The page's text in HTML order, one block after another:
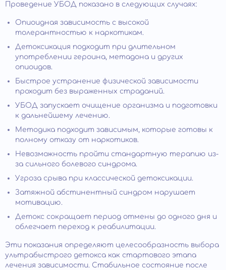
Проведение УБОД показано в следующих случаях:
Опиоидная зависимость с высокой
толерантностью к наркотикам.
Детоксикация подходит при длительном
употреблении героина, метадона и других
опиоидов.
Быстрое устранение физической зависимости
проходит без выраженных страданий.
УБОД запускает очищение организма и подготовки
к дальнейшему лечению.
Методика подходит зависимым, которые готовы к
полному отказу от наркотиков.
Невозможность пройти стандартную терапию из-
за сильного болевого синдрома.
Угроза срыва при классической детоксикации.
Затяжной абстинентный синдром нарушает
мотивацию.
Детокс сокращает период отмены до одного дня и
облегчает переход к реабилитации.
Эти показания определяют целесообразность выбора
ультрабыстрого детокса как стартового этапа
лечения зависимости. Стабильное состояние после